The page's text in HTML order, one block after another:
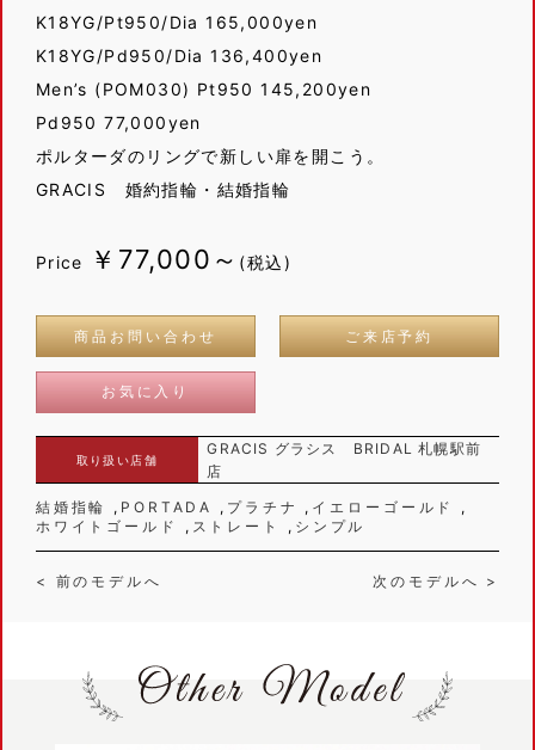
K18YG/Pt950/Dia 165,000yen
K18YG/Pd950/Dia 136,400yen
Men’s (POM030) Pt950 145,200yen
Pd950 77,000yen
ポルターダのリングで新しい扉を開こう。
GRACIS 婚約指輪・結婚指輪
Price ￥77,000～ (税込)
商品お問い合わせ ご来店予約
お気に入り
取り扱い店舗
GRACIS グラシス BRIDAL 札幌駅前
店
結婚指輪
PORTADA プラチナ
イエローゴールド
ホワイトゴールド
ストレート シンプル
< 前のモデルへ 次のモデルへ >